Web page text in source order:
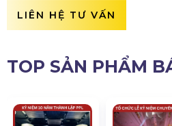
LIÊN HỆ TƯ VẤN
TOP SẢN PHẨM